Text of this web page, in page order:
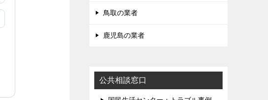
鳥取の業者
鹿児島の業者
公共相談窓口